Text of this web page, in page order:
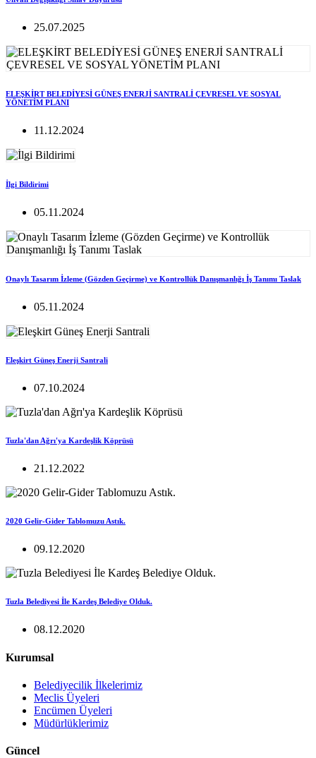
25.07.2025
ELEŞKİRT BELEDİYESİ GÜNEŞ ENERJİ SANTRALİ ÇEVRESEL VE SOSYAL
YÖNETİM PLANI
11.12.2024
İlgi Bildirimi
05.11.2024
Onaylı Tasarım İzleme (Gözden Geçirme) ve Kontrollük Danışmanlığı İş Tanımı Taslak
05.11.2024
Eleşkirt Güneş Enerji Santrali
07.10.2024
Tuzla'dan Ağrı'ya Kardeşlik Köprüsü
21.12.2022
2020 Gelir-Gider Tablomuzu Astık.
09.12.2020
Tuzla Belediyesi İle Kardeş Belediye Olduk.
08.12.2020
Kurumsal
Belediyecilik İlkelerimiz
Meclis Üyeleri
Encümen Üyeleri
Müdürlüklerimiz
Güncel